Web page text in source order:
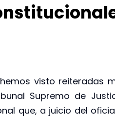
visto reiteradas
Supremo de
que, a juicio del